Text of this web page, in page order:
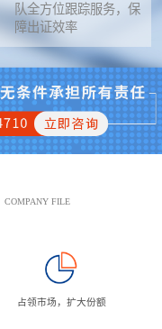
队全方位跟踪服务，保
障出证效率
COMPANY FILE
占领市场，扩大份额